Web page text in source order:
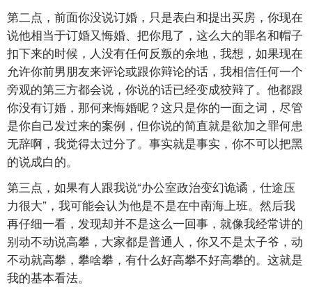
第二点，前面你没说订婚，只是表白和提出买房，你现在
说他相当于订婚又悔婚、把你甩了，这么大的罪名和帽子
扣下来的时候，人没有任何反叛的余地，我想，如果现在
允许你前男朋友来评论或跟你辩论的话，我相信任何一个
旁观的第三方都会说，你说的话已经变成狡辩了。他都跟
你没有订婚，那何来悔婚呢？这只是你的一面之词，尽管
是你自己发过来的案例，但你说的简直就是欲加之罪何患
无辞啊，我觉得太过分了。事实就是事实，你不可以把黑
的说成白的。
第三点，如果有人跟我说“办公室政治变幻诡谲，仕途压
力很大”，我可能会认为他是不是在中南海上班。然后我
再仔细一看，发现却并不是这么一回事，就像我经常讲的
别动不动说高攀，大家都是普通人，你又不是太子爷，动
不动就高攀，攀啥攀，有什么好高攀不好高攀的。这就是
我的基本看法。